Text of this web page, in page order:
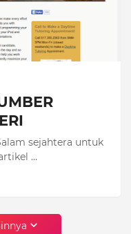
sejahtera untuk
…